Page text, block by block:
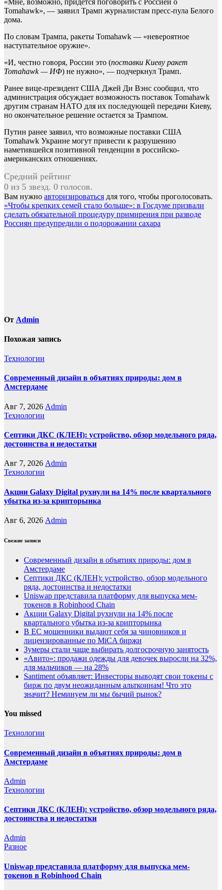
«Мне, возможно, придется поговорить с Россией о
Tomahawk», — заявил Трамп журналистам пресс-пула Белого
дома.
По словам Трампа, ракеты Tomahawk — «невероятное
наступательное оружие».
«И, честно говоря, России это (поставки Киеву ракет
Tomahawk — ИФ) не нужно», — подчеркнул Трамп.
Ранее вице-президент США Джей Ди Вэнс сообщил, что
администрация обсуждает возможность поставок Tomahawk
другим странам НАТО для их последующей передачи Киеву,
но окончательное решение остается за Трампом.
Путин ранее заявил, что возможные поставки США
Tomahawk Украине могут привести к разрушению
наметившейся позитивной тенденции в российско-
американских отношениях.
Средний рейтинг
0 из 5 звезд. 0 голосов.
Вам нужно авторизироваться для того, чтобы проголосовать.
Навигация
по
«Чтобы крепких семей стало больше»: в Госдуме призвали
сделать обязательной процедуру примирения при разводе
Россиян предупредили о подорожании сахара
От Admin
Похожая запись
Технологии
Современный дизайн в объятиях природы: дом в
Амстердаме
Авг 7, 2026 Admin
Технологии
Септики ДКС (КЛЕН): устройство, обзор модельного ряда,
достоинства и недостатки
Авг 7, 2026 Admin
Технологии
Акции Galaxy Digital рухнули на 14% после квартального
убытка из-за крипторынка
Авг 6, 2026 Admin
Свежие записи
Современный дизайн в объятиях природы: дом в
Амстердаме
Септики ДКС (КЛЕН): устройство, обзор модельного
ряда, достоинства и недостатки
Uniswap представила платформу для выпуска мем-
токенов в Robinhood Chain
Акции Galaxy Digital рухнули на 14% после
квартального убытка из-за крипторынка
В ЕС мошенники выдают себя за чиновников и
лицензированные по MiCA биржи
Зумеры стали чаще выбирать долгосрочную занятость
«Авито»: продажи одежды для девочек выросли на 32%,
для мальчиков — на 28%
Santiment объявляет: Инвесторы выводят свои токены с
бирж по двум неожиданным альткоинам! Что это
значит? Неминуем ли мы бычий рынок?
You missed
Технологии
Современный дизайн в объятиях природы: дом в
Амстердаме
Admin
Технологии
Септики ДКС (КЛЕН): устройство, обзор модельного ряда,
достоинства и недостатки
Admin
Разное
Uniswap представила платформу для выпуска мем-
токенов в Robinhood Chain